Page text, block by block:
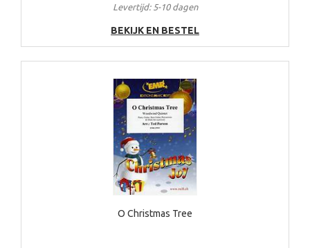
Levertijd: 5-10 dagen
BEKIJK EN BESTEL
O Christmas Tree